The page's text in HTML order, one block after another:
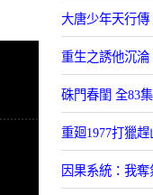
大唐少年天行傳
重生之誘他沉淪
硃門春閨 全83集
重廻1977打獵
因果系統：我